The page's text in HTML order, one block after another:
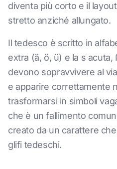
diventa più corto e il
stretto anziché allungato.
Il tedesco è scritto in
extra (ä, ö, ü) e la s acuta,
devono sopravvivere al
e apparire correttamente
trasformarsi in simboli
che è un fallimento
creato da un carattere
glifi tedeschi.